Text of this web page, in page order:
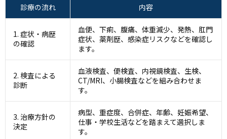
診療の流れ 内容
1. 症状・病歴
の確認
血便、下痢、腹痛、体重減少、発熱、肛門
症状、薬剤歴、感染症リスクなどを確認し
ます。
2. 検査による
診断
血液検査、便検査、内視鏡検査、生検、
CT/MRI、小腸検査などを組み合わせま
す。
3. 治療方針の
決定
病型、重症度、合併症、年齢、妊娠希望、
仕事・学校生活などを踏まえて選択しま
す。